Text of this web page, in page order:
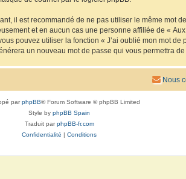
il est recommandé de ne pas utiliser le même mot
et en aucun cas une personne affiliée de «
pouvez utiliser la fonction « J’ai oublié mon mot
un nouveau mot de passe qui vous permettra
Nous
parphpBB® Forum Software © phpBB Limited
Style by phpBB Spain
Traduit parphpBB-fr.com
Confidentialité
Conditions